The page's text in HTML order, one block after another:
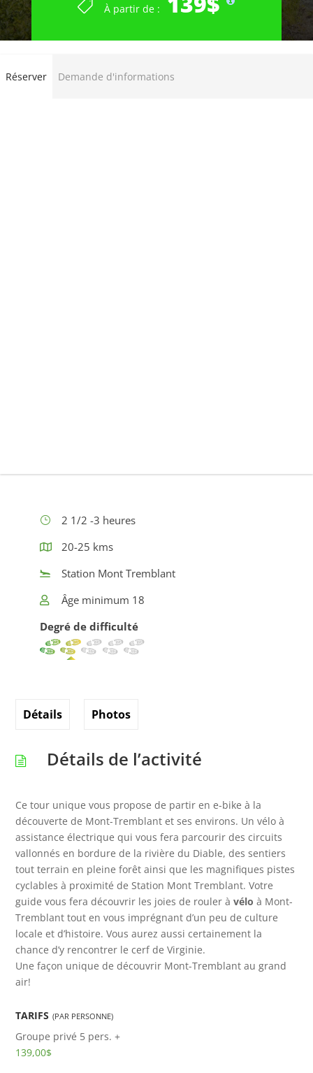
À partir de :
2 1/2 -3 heures
20-25 kms
Station Mont Tremblant
Âge minimum 18
Degré de difficulté
Détails Photos
Détails de l’activité
Ce tour unique vous propose de partir en e-bike à la
découverte de Mont-Tremblant et ses environs. Un vélo à
assistance électrique qui vous fera parcourir des circuits
vallonnés en bordure de la rivière du Diable, des sentiers
tout terrain en pleine forêt ainsi que les magnifiques pistes
cyclables à proximité de Station Mont Tremblant. Votre
guide vous fera découvrir les joies de rouler àvélo à Mont-
Tremblant tout en vous imprégnant d’un peu de culture
locale et d’histoire. Vous aurez aussi certainement la
chance d’y rencontrer le cerf de Virginie.
Une façon unique de découvrir Mont-Tremblant au grand
air!
TARIFS (PAR PERSONNE)
Groupe privé 5 pers. +
139,00$
Réserver Demande d'informations